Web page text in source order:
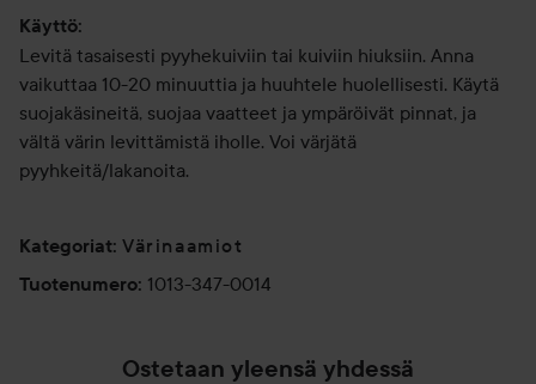
Käyttö:
Levitä tasaisesti pyyhekuiviin tai kuiviin hiuksiin. Anna
vaikuttaa 10-20 minuuttia ja huuhtele huolellisesti. Käytä
suojakäsineitä, suojaa vaatteet ja ympäröivät pinnat, ja
vältä värin levittämistä iholle. Voi värjätä
pyyhkeitä/lakanoita.
Kategoriat: Värinaamiot
Tuotenumero: 1013-347-0014
Ostetaan yleensä yhdessä